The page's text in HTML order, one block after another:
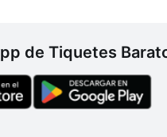
de Tiquetes